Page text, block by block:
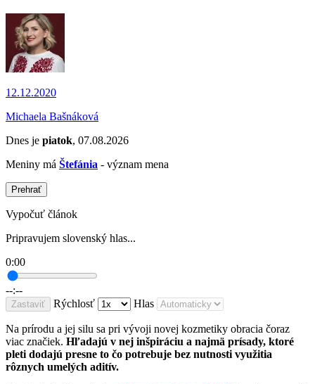
12.12.2020
Michaela Bašnáková
Dnes je piatok, 07.08.2026
Meniny má Štefánia - význam mena
Prehrať
Vypočuť článok
Pripravujem slovenský hlas...
0:00
--:--
Zastaviť Rýchlosť Hlas
Na prírodu a jej silu sa pri vývoji novej kozmetiky obracia čoraz
viac značiek. Hľadajú v nej inšpiráciu a najmä prísady, ktoré
pleti dodajú presne to čo potrebuje bez nutnosti využitia
rôznych umelých aditív.